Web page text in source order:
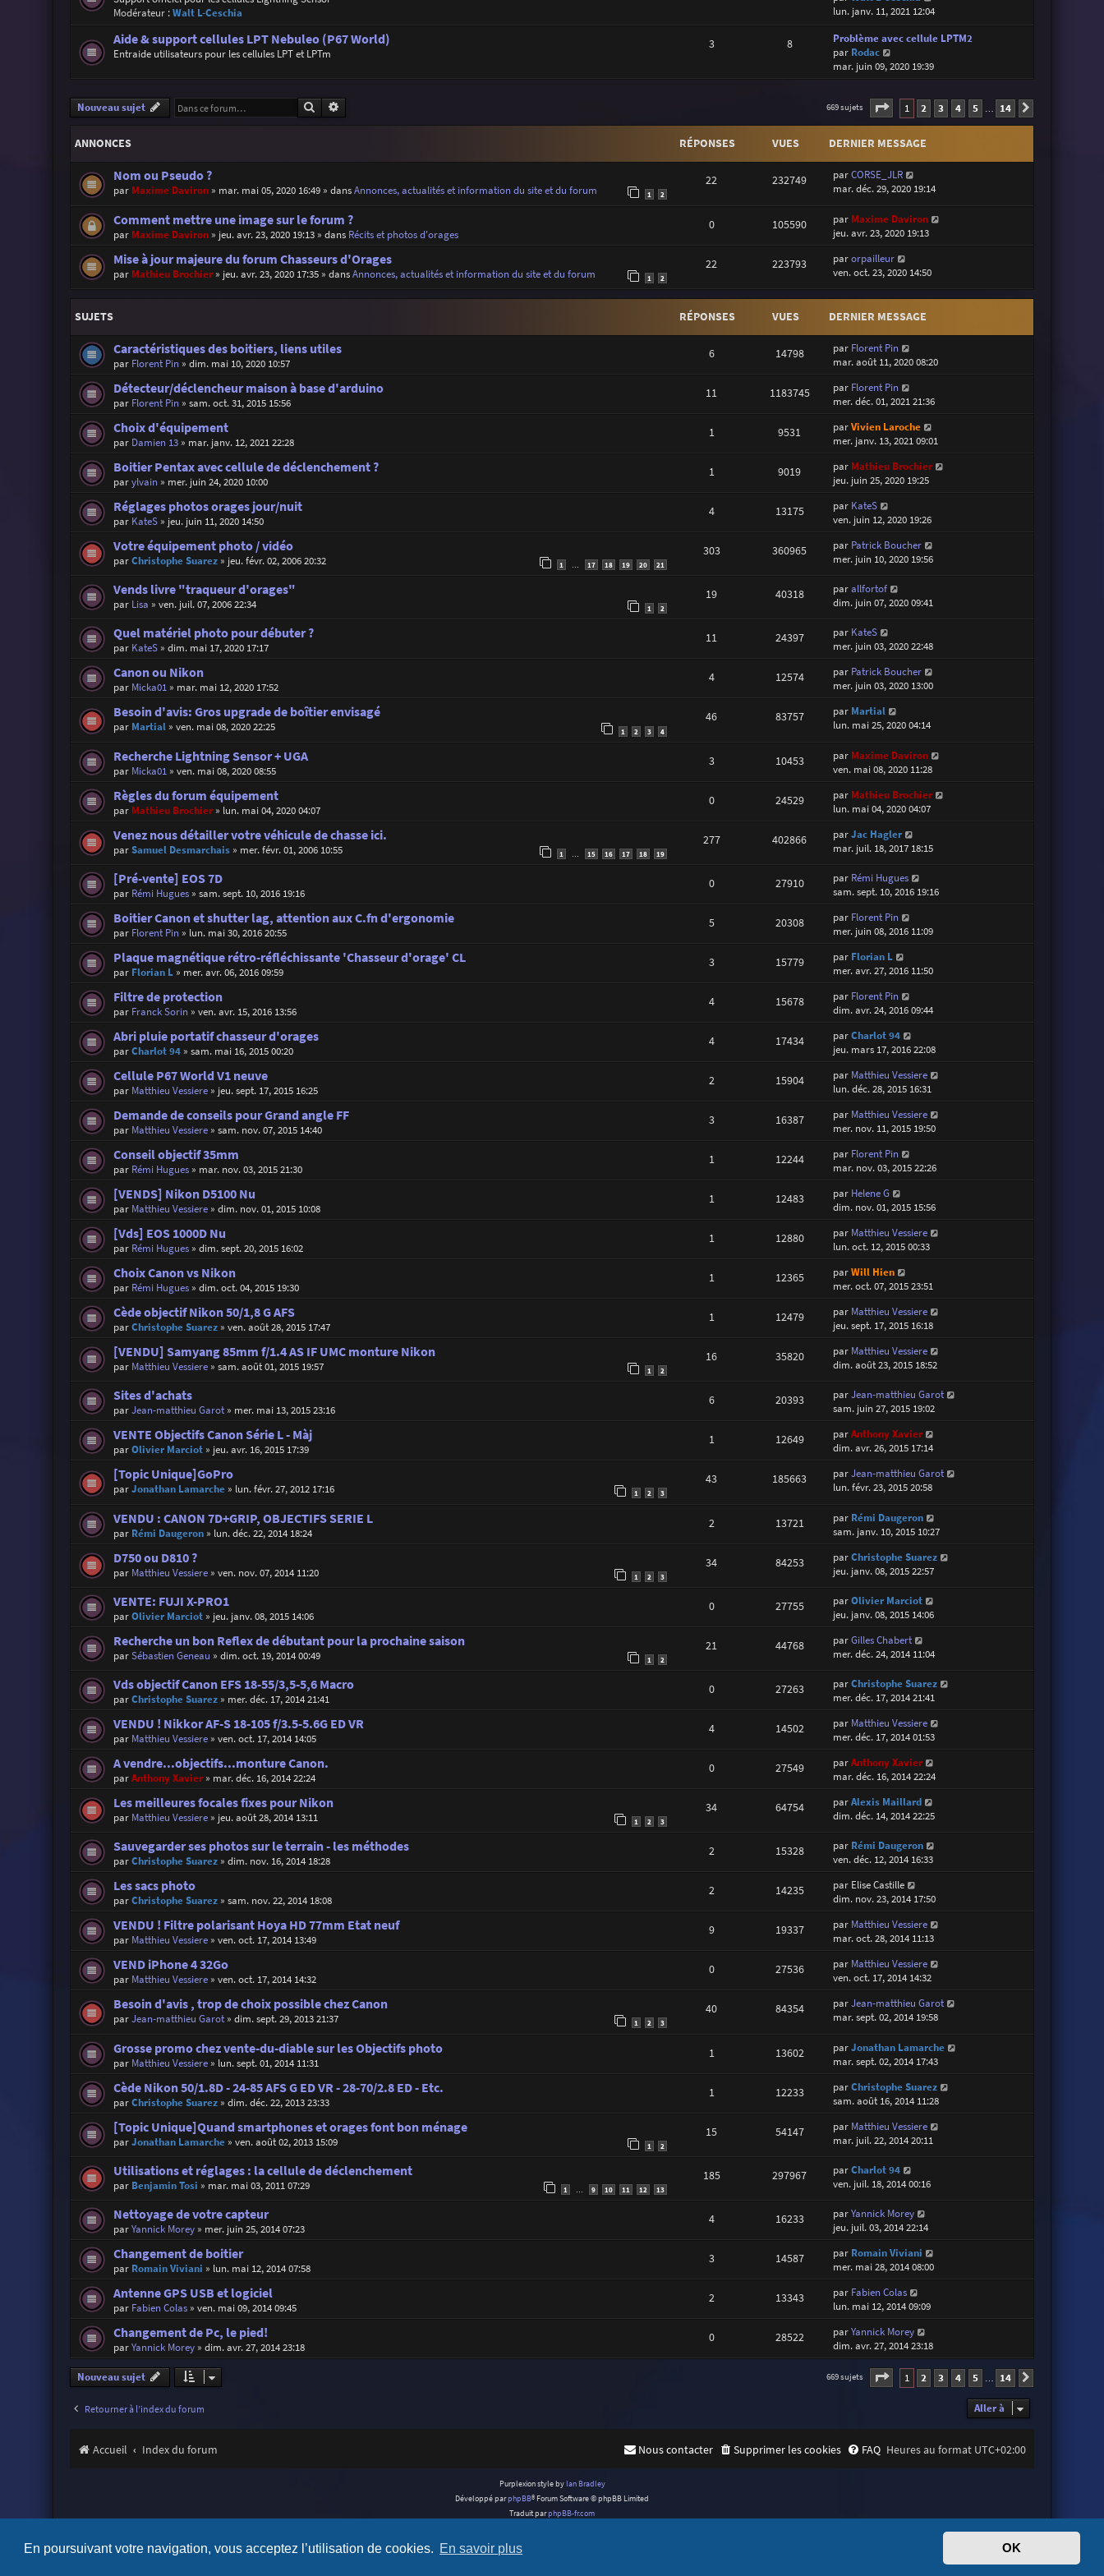
En poursuivant votre navigation, vous acceptez l’utilisation de cookies. En savoir plus OK
Modérateur :Walt L-Ceschia
o
r
e
n
r
e
s
lun. janv. 11, 2021 12:04
Aide & support cellules LPT Nebuleo (P67 World)
Entraide utilisateurs pour les cellules LPT et LPTm
3 8
Problème avec cellule LPTM2
par Rodac
o
e
e
r
n
i
r
m
s
s
g
e
mar. juin 09, 2020 19:39
Nouveau sujet Rechercher 669 sujets Page 1sur14
1 2 3 4 5 … 14
ANNONCES RÉPONSES VUES DERNIER MESSAGE
Nom ou Pseudo ?
par Maxime Daviron» mar. mai 05, 2020 16:49» dansAnnonces, actualités et information du site et du forum 1 2
22 232749 parCORSE_JLR
mar. déc. 29, 2020 19:14
Comment mettre une image sur le forum ?
par Maxime Daviron» jeu. avr. 23, 2020 19:13» dans Récits et photos d'orages
0 105590 par Maxime Daviron
jeu. avr. 23, 2020 19:13
Mise à jour majeure du forum Chasseurs d'Orages
par Mathieu Brochier» jeu. avr. 23, 2020 17:35» dansAnnonces, actualités et information du site et du forum 1 2
22 223793 parorpailleur
ven. oct. 23, 2020 14:50
SUJETS RÉPONSES VUES DERNIER MESSAGE
Caractéristiques des boitiers, liens utiles
par Florent Pin» dim. mai 10, 2020 10:57
6 14798 par Florent Pin
mar. août 11, 2020 08:20
Détecteur/déclencheur maison à base d'arduino
par Florent Pin» sam. oct. 31, 2015 15:56
11 1183745 par Florent Pin
mer. déc. 01, 2021 21:36
Choix d'équipement
par Damien 13» mar. janv. 12, 2021 22:28
1 9531 parVivien Laroche
mer. janv. 13, 2021 09:01
Boitier Pentax avec cellule de déclenchement ?
parylvain» mer. juin 24, 2020 10:00
1 9019 par Mathieu Brochier
jeu. juin 25, 2020 19:25
Réglages photos orages jour/nuit
par KateS» jeu. juin 11, 2020 14:50
4 13175 par KateS
ven. juin 12, 2020 19:26
Votre équipement photo / vidéo
parChristophe Suarez» jeu. févr. 02, 2006 20:32 1 17 18 19 20 21
303 360965 par Patrick Boucher
mer. juin 10, 2020 19:56
Vends livre "traqueur d'orages"
par Lisa » ven. juil. 07, 2006 22:34 1 2
19 40318 parallfortof
dim. juin 07, 2020 09:41
Quel matériel photo pour débuter ?
par KateS» dim. mai 17, 2020 17:17
11 24397 par KateS
mer. juin 03, 2020 22:48
Canon ou Nikon
par Micka01» mar. mai 12, 2020 17:52
4 12574 par Patrick Boucher
mer. juin 03, 2020 13:00
Besoin d'avis: Gros upgrade de boîtier envisagé
par Martial» ven. mai 08, 2020 22:25 1 2 3 4
46 83757 par Martial
lun. mai 25, 2020 04:14
Recherche Lightning Sensor + UGA
par Micka01» ven. mai 08, 2020 08:55
3 10453 par Maxime Daviron
ven. mai 08, 2020 11:28
Règles du forum équipement
par Mathieu Brochier» lun. mai 04, 2020 04:07
0 24529 par Mathieu Brochier
lun. mai 04, 2020 04:07
Venez nous détailler votre véhicule de chasse ici.
parSamuel Desmarchais» mer. févr. 01, 2006 10:55 1 15 16 17 18 19
277 402866 parJac Hagler
mar. juil. 18, 2017 18:15
[Pré-vente] EOS 7D
par Rémi Hugues» sam. sept. 10, 2016 19:16
0 27910 par Rémi Hugues
sam. sept. 10, 2016 19:16
Boitier Canon et shutter lag, attention aux C.fn d'ergonomie
par Florent Pin» lun. mai 30, 2016 20:55
5 20308 par Florent Pin
mer. juin 08, 2016 11:09
Plaque magnétique rétro-réfléchissante 'Chasseur d'orage' CL
par Florian L» mer. avr. 06, 2016 09:59
3 15779 par Florian L
mer. avr. 27, 2016 11:50
Filtre de protection
par Franck Sorin» ven. avr. 15, 2016 13:56
4 15678 par Florent Pin
dim. avr. 24, 2016 09:44
Abri pluie portatif chasseur d'orages
parCharlot 94» sam. mai 16, 2015 00:20
4 17434 parCharlot 94
jeu. mars 17, 2016 22:08
Cellule P67 World V1 neuve
par Matthieu Vessiere» jeu. sept. 17, 2015 16:25
2 15904 par Matthieu Vessiere
lun. déc. 28, 2015 16:31
Demande de conseils pour Grand angle FF
par Matthieu Vessiere» sam. nov. 07, 2015 14:40
3 16387 par Matthieu Vessiere
mer. nov. 11, 2015 19:50
Conseil objectif 35mm
par Rémi Hugues» mar. nov. 03, 2015 21:30
1 12244 par Florent Pin
mar. nov. 03, 2015 22:26
[VENDS] Nikon D5100 Nu
par Matthieu Vessiere» dim. nov. 01, 2015 10:08
1 12483 par Helene G
dim. nov. 01, 2015 15:56
[Vds] EOS 1000D Nu
par Rémi Hugues» dim. sept. 20, 2015 16:02
1 12880 par Matthieu Vessiere
lun. oct. 12, 2015 00:33
Choix Canon vs Nikon
par Rémi Hugues» dim. oct. 04, 2015 19:30
1 12365 parWill Hien
mer. oct. 07, 2015 23:51
Cède objectif Nikon 50/1,8 G AFS
parChristophe Suarez» ven. août 28, 2015 17:47
1 12479 par Matthieu Vessiere
jeu. sept. 17, 2015 16:18
[VENDU] Samyang 85mm f/1.4 AS IF UMC monture Nikon
par Matthieu Vessiere» sam. août 01, 2015 19:57 1 2
16 35820 par Matthieu Vessiere
dim. août 23, 2015 18:52
Sites d'achats
parJean-matthieu Garot» mer. mai 13, 2015 23:16
6 20393 parJean-matthieu Garot
sam. juin 27, 2015 19:02
VENTE Objectifs Canon Série L - Màj
parOlivier Marciot» jeu. avr. 16, 2015 17:39
1 12649 parAnthony Xavier
dim. avr. 26, 2015 17:14
[Topic Unique]GoPro
parJonathan Lamarche» lun. févr. 27, 2012 17:16 1 2 3
43 185663 parJean-matthieu Garot
lun. févr. 23, 2015 20:58
VENDU : CANON 7D+GRIP, OBJECTIFS SERIE L
par Rémi Daugeron» lun. déc. 22, 2014 18:24
2 13721 par Rémi Daugeron
sam. janv. 10, 2015 10:27
D750 ou D810 ?
par Matthieu Vessiere» ven. nov. 07, 2014 11:20 1 2 3
34 84253 parChristophe Suarez
jeu. janv. 08, 2015 22:57
VENTE: FUJI X-PRO1
parOlivier Marciot» jeu. janv. 08, 2015 14:06
0 27755 parOlivier Marciot
jeu. janv. 08, 2015 14:06
Recherche un bon Reflex de débutant pour la prochaine saison
parSébastien Geneau » dim. oct. 19, 2014 00:49 1 2
21 44768 parGilles Chabert
mer. déc. 24, 2014 11:04
Vds objectif Canon EFS 18-55/3,5-5,6 Macro
parChristophe Suarez» mer. déc. 17, 2014 21:41
0 27263 parChristophe Suarez
mer. déc. 17, 2014 21:41
VENDU ! Nikkor AF-S 18-105 f/3.5-5.6G ED VR
par Matthieu Vessiere» ven. oct. 17, 2014 14:05
4 14502 par Matthieu Vessiere
mer. déc. 17, 2014 01:53
A vendre...objectifs...monture Canon.
parAnthony Xavier» mar. déc. 16, 2014 22:24
0 27549 parAnthony Xavier
mar. déc. 16, 2014 22:24
Les meilleures focales fixes pour Nikon
par Matthieu Vessiere» jeu. août 28, 2014 13:11 1 2 3
34 64754 parAlexis Maillard
dim. déc. 14, 2014 22:25
Sauvegarder ses photos sur le terrain - les méthodes
parChristophe Suarez» dim. nov. 16, 2014 18:28
2 15328 par Rémi Daugeron
ven. déc. 12, 2014 16:33
Les sacs photo
parChristophe Suarez» sam. nov. 22, 2014 18:08
2 14235 par Elise Castille
dim. nov. 23, 2014 17:50
VENDU ! Filtre polarisant Hoya HD 77mm Etat neuf
par Matthieu Vessiere» ven. oct. 17, 2014 13:49
9 19337 par Matthieu Vessiere
mar. oct. 28, 2014 11:13
VEND iPhone 4 32Go
par Matthieu Vessiere» ven. oct. 17, 2014 14:32
0 27536 par Matthieu Vessiere
ven. oct. 17, 2014 14:32
Besoin d'avis , trop de choix possible chez Canon
parJean-matthieu Garot» dim. sept. 29, 2013 21:37 1 2 3
40 84354 parJean-matthieu Garot
mar. sept. 02, 2014 19:58
Grosse promo chez vente-du-diable sur les Objectifs photo
par Matthieu Vessiere» lun. sept. 01, 2014 11:31
1 13602 parJonathan Lamarche
mar. sept. 02, 2014 17:43
Cède Nikon 50/1.8D - 24-85 AFS G ED VR - 28-70/2.8 ED - Etc.
parChristophe Suarez» dim. déc. 22, 2013 23:33
1 12233 parChristophe Suarez
sam. août 16, 2014 11:28
[Topic Unique]Quand smartphones et orages font bon ménage
parJonathan Lamarche» ven. août 02, 2013 15:09 1 2
15 54147 par Matthieu Vessiere
mar. juil. 22, 2014 20:11
Utilisations et réglages : la cellule de déclenchement
par Benjamin Tosi » mar. mai 03, 2011 07:29 1 … 9 10 11 12 13
185 297967 parCharlot 94
ven. juil. 18, 2014 00:16
Nettoyage de votre capteur
parYannick Morey» mer. juin 25, 2014 07:23
4 16233 parYannick Morey
jeu. juil. 03, 2014 22:14
Changement de boitier
par Romain Viviani » lun. mai 12, 2014 07:58
3 14587 par Romain Viviani
mer. mai 28, 2014 08:00
Antenne GPS USB et logiciel
par Fabien Colas» ven. mai 09, 2014 09:45
2 13343 par Fabien Colas
lun. mai 12, 2014 09:09
Changement de Pc, le pied!
parYannick Morey» dim. avr. 27, 2014 23:18
0 28522 parYannick Morey
dim. avr. 27, 2014 23:18
Nouveau sujet 669 sujets Page 1sur14
1 2 3 4 5 14
Retourner à l’index du forum Aller à
Accueil Index du forum Heures au format UTC+02:00
FAQ
Supprimer les cookies
Nous contacter
Purplexion style by Ian Bradley
Développé parphpBB® Forum Software © phpBB Limited
Traduit parphpBB-fr.com